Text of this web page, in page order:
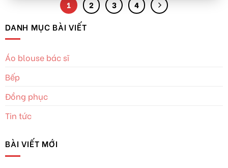
1 2 3 4
DANH MỤC BÀI VIẾT
Áo blouse bác sĩ
Bếp
Đồng phục
Tin tức
BÀI VIẾT MỚI